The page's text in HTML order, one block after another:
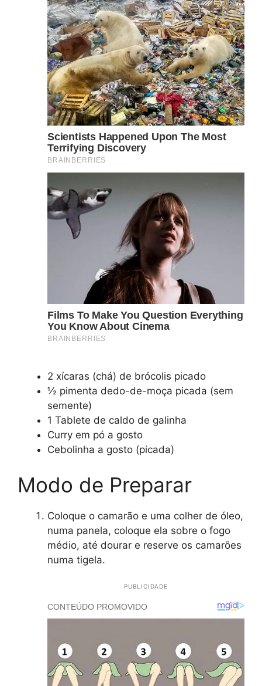
2 xícaras (chá) de brócolis picado
½ pimenta dedo-de-moça picada (sem
semente)
1 Tablete de caldo de galinha
Curry em pó a gosto
Cebolinha a gosto (picada)
Modo de Preparar
Coloque o camarão e uma colher de óleo,
numa panela, coloque ela sobre o fogo
médio, até dourar e reserve os camarões
numa tigela.
PUBLICIDADE